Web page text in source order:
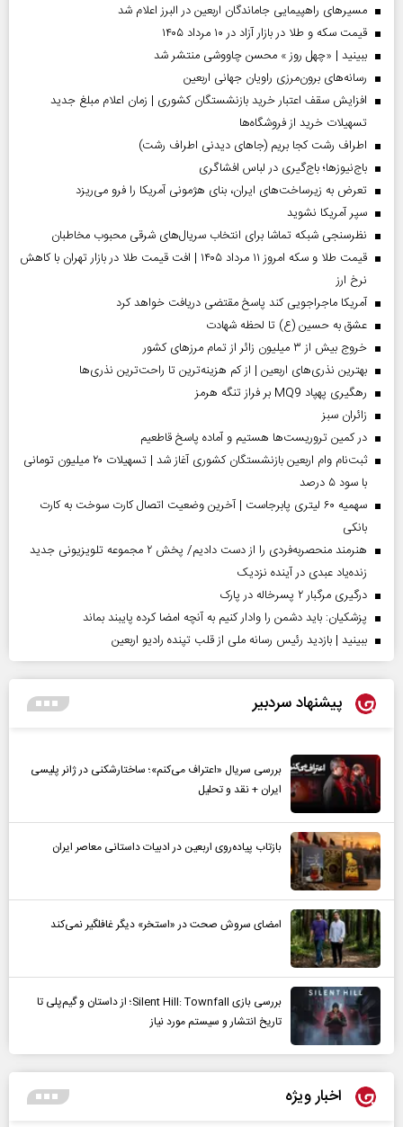
مسیر‌های راهپیمایی جاماندگان اربعین در البرز اعلام شد
قیمت سکه و طلا در بازار آزاد در ۱۰ مرداد ۱۴۰۵
ببینید | «چهل روز » محسن چاووشی منتشر شد
رسانه‌های برون‌مرزی راویان جهانی اربعین
افزایش سقف اعتبار خرید بازنشستگان کشوری | زمان اعلام مبلغ جدید
تسهیلات خرید از فروشگاه‌ها
اطراف رشت کجا بریم (جاهای دیدنی اطراف رشت)
باج‌نیوزها؛ باج‌گیری در لباس افشاگری
تعرض به زیرساخت‌های ایران، بنای هژمونی آمریکا را فرو می‌ریزد
سپر آمریکا نشوید
نظرسنجی شبکه تماشا برای انتخاب سریال‌های شرقی محبوب مخاطبان
قیمت طلا و سکه امروز ۱۱ مرداد ۱۴۰۵ | افت قیمت طلا در بازار تهران با کاهش
نرخ ارز
آمریکا ماجراجویی کند پاسخ مقتضی دریافت خواهد کرد
عشق به حسین (ع) تا لحظه شهادت
خروج بیش از ۳ میلیون زائر از تمام مرز‌های کشور
بهترین نذری‌های اربعین | از کم هزینه‌ترین تا راحت‌ترین نذری‌ها
رهگیری پهپاد MQ9 بر فراز تنگه هرمز
‌زائران سبز
در کمین تروریست‌ها هستیم و آماده پاسخ قاطعیم
ثبت‌نام وام اربعین بازنشستگان کشوری آغاز شد | تسهیلات ۲۰ میلیون تومانی
با سود ۵ درصد
سهمیه ۶۰ لیتری پابرجاست | آخرین وضعیت اتصال کارت سوخت به کارت
بانکی
هنرمند منحصر‌به‌فردی را از دست دادیم/ پخش ۲ مجموعه تلویزیونی جدید
زنده‌یاد عبدی در آینده نزدیک
درگیری مرگبار ۲ پسرخاله در پارک
پزشکیان: باید دشمن را وادار کنیم به آنچه امضا کرده پایبند بماند
ببینید | بازدید رئیس رسانه ملی از قلب تپنده رادیو اربعین
پیشنهاد سردبیر
بررسی سریال «اعتراف می‌کنم»؛ ساختارشکنی در ژانر پلیسی
ایران + نقد و تحلیل
بازتاب پیاده‌روی اربعین در ادبیات داستانی معاصر ایران
امضای سروش صحت در «استخر» دیگر غافلگیر نمی‌کند
بررسی بازی Silent Hill: Townfall؛ از داستان و گیم‌پلی تا
تاریخ انتشار و سیستم مورد نیاز
اخبار ویژه